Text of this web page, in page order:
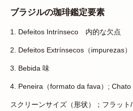
ブラジルの珈琲鑑定要素
1. Defeitos Intrínseco 内的な欠点
2. Defeitos Extrínsecos（impurezas
3. Bebida 味
4. Peneira（formato da fava）;
スクリーンサイズ（形状）；フラッ